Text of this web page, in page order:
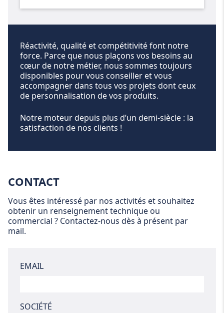
Réactivité, qualité et compétitivité font notre
force. Parce que nous plaçons vos besoins au
cœur de notre métier, nous sommes toujours
disponibles pour vous conseiller et vous
accompagner dans tous vos projets dont ceux
de personnalisation de vos produits.
Notre moteur depuis plus d’un demi-siècle : la
satisfaction de nos clients !
CONTACT
Vous êtes intéressé par nos activités et souhaitez
obtenir un renseignement technique ou
commercial ? Contactez-nous dès à présent par
mail.
EMAIL
SOCIÉTÉ